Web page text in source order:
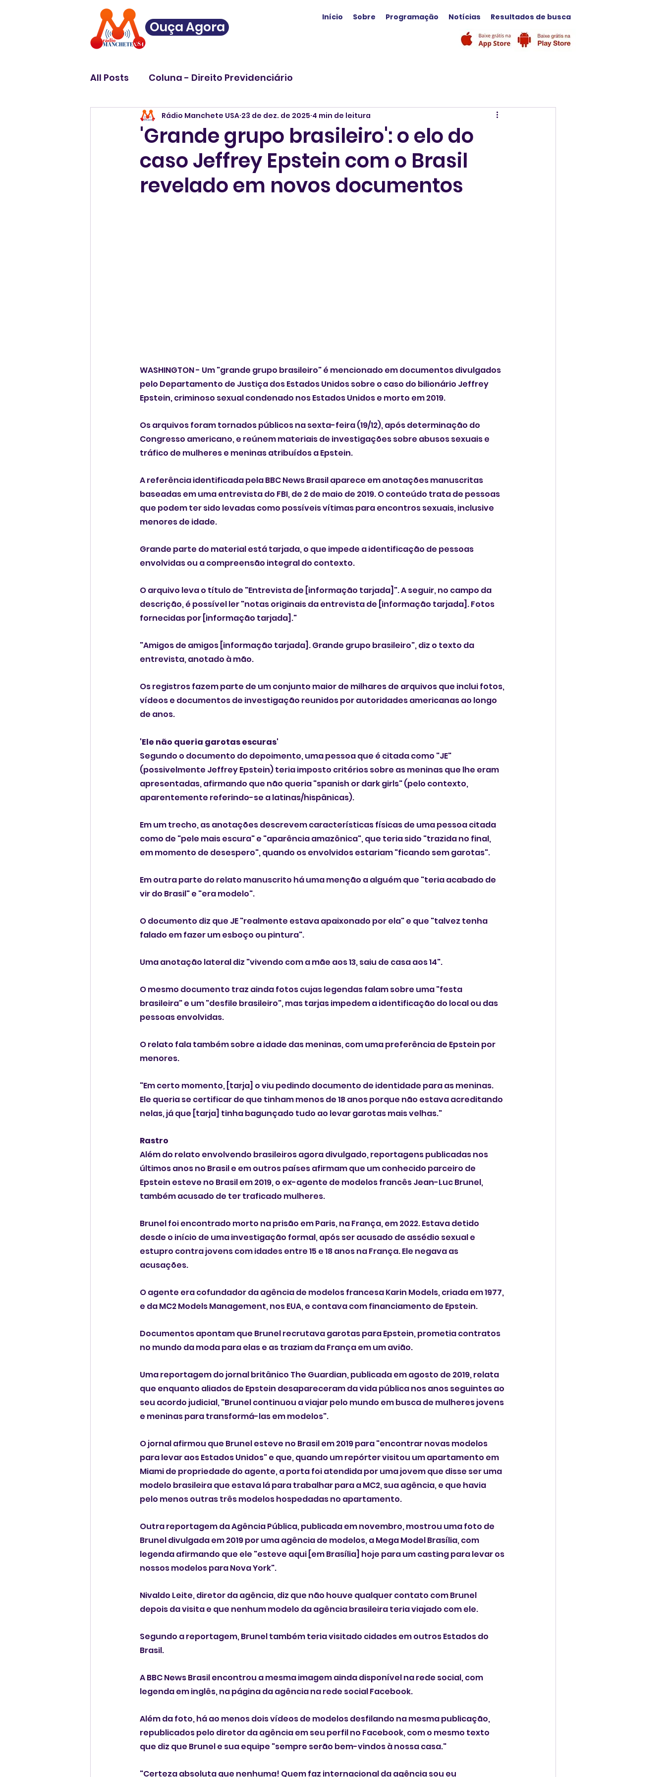
Ouça Agora
Início Sobre Programação Notícias Resultados de busca
All Posts Coluna - Direito Previdenciário
'Grande grupo brasileiro': o elo do
caso Jeffrey Epstein com o Brasil
revelado em novos documentos
Rádio Manchete USA 23 de dez. de 2025 4 min de leitura
WASHINGTON - Um "grande grupo brasileiro" é mencionado em documentos divulgados
pelo Departamento de Justiça dos Estados Unidos sobre o caso do bilionário Jeffrey
Epstein, criminoso sexual condenado nos Estados Unidos e morto em 2019.
Os arquivos foram tornados públicos na sexta-feira (19/12), após determinação do
Congresso americano, e reúnem materiais de investigações sobre abusos sexuais e
tráfico de mulheres e meninas atribuídos a Epstein.
A referência identificada pela BBC News Brasil aparece em anotações manuscritas
baseadas em uma entrevista do FBI, de 2 de maio de 2019. O conteúdo trata de pessoas
que podem ter sido levadas como possíveis vítimas para encontros sexuais, inclusive
menores de idade.
Grande parte do material está tarjada, o que impede a identificação de pessoas
envolvidas ou a compreensão integral do contexto.
O arquivo leva o título de "Entrevista de [informação tarjada]". A seguir, no campo da
descrição, é possível ler "notas originais da entrevista de [informação tarjada]. Fotos
fornecidas por [informação tarjada]."
"Amigos de amigos [informação tarjada]. Grande grupo brasileiro", diz o texto da
entrevista, anotado à mão.
Os registros fazem parte de um conjunto maior de milhares de arquivos que inclui fotos,
vídeos e documentos de investigação reunidos por autoridades americanas ao longo
de anos.
'Ele não queria garotas escuras'
Segundo o documento do depoimento, uma pessoa que é citada como "JE"
(possivelmente Jeffrey Epstein) teria imposto critérios sobre as meninas que lhe eram
apresentadas, afirmando que não queria "spanish or dark girls" (pelo contexto,
aparentemente referindo-se a latinas/hispânicas).
Em um trecho, as anotações descrevem características físicas de uma pessoa citada
como de "pele mais escura" e "aparência amazônica", que teria sido "trazida no final,
em momento de desespero", quando os envolvidos estariam "ficando sem garotas".
Em outra parte do relato manuscrito há uma menção a alguém que "teria acabado de
vir do Brasil" e "era modelo".
O documento diz que JE "realmente estava apaixonado por ela" e que "talvez tenha
falado em fazer um esboço ou pintura".
Uma anotação lateral diz "vivendo com a mãe aos 13, saiu de casa aos 14".
O mesmo documento traz ainda fotos cujas legendas falam sobre uma "festa
brasileira" e um "desfile brasileiro", mas tarjas impedem a identificação do local ou das
pessoas envolvidas.
O relato fala também sobre a idade das meninas, com uma preferência de Epstein por
menores.
"Em certo momento, [tarja] o viu pedindo documento de identidade para as meninas.
Ele queria se certificar de que tinham menos de 18 anos porque não estava acreditando
nelas, já que [tarja] tinha bagunçado tudo ao levar garotas mais velhas."
Rastro
Além do relato envolvendo brasileiros agora divulgado, reportagens publicadas nos
últimos anos no Brasil e em outros países afirmam que um conhecido parceiro de
Epstein esteve no Brasil em 2019, o ex-agente de modelos francês Jean-Luc Brunel,
também acusado de ter traficado mulheres.
Brunel foi encontrado morto na prisão em Paris, na França, em 2022. Estava detido
desde o início de uma investigação formal, após ser acusado de assédio sexual e
estupro contra jovens com idades entre 15 e 18 anos na França. Ele negava as
acusações.
O agente era cofundador da agência de modelos francesa Karin Models, criada em 1977,
e da MC2 Models Management, nos EUA, e contava com financiamento de Epstein.
Documentos apontam que Brunel recrutava garotas para Epstein, prometia contratos
no mundo da moda para elas e as traziam da França em um avião.
Uma reportagem do jornal britânico The Guardian, publicada em agosto de 2019, relata
que enquanto aliados de Epstein desapareceram da vida pública nos anos seguintes ao
seu acordo judicial, "Brunel continuou a viajar pelo mundo em busca de mulheres jovens
e meninas para transformá-las em modelos".
O jornal afirmou que Brunel esteve no Brasil em 2019 para "encontrar novas modelos
para levar aos Estados Unidos" e que, quando um repórter visitou um apartamento em
Miami de propriedade do agente, a porta foi atendida por uma jovem que disse ser uma
modelo brasileira que estava lá para trabalhar para a MC2, sua agência, e que havia
pelo menos outras três modelos hospedadas no apartamento.
Outra reportagem da Agência Pública, publicada em novembro, mostrou uma foto de
Brunel divulgada em 2019 por uma agência de modelos, a Mega Model Brasília, com
legenda afirmando que ele "esteve aqui [em Brasília] hoje para um casting para levar os
nossos modelos para Nova York".
Nivaldo Leite, diretor da agência, diz que não houve qualquer contato com Brunel
depois da visita e que nenhum modelo da agência brasileira teria viajado com ele.
Segundo a reportagem, Brunel também teria visitado cidades em outros Estados do
Brasil.
A BBC News Brasil encontrou a mesma imagem ainda disponível na rede social, com
legenda em inglês, na página da agência na rede social Facebook.
Além da foto, há ao menos dois vídeos de modelos desfilando na mesma publicação,
republicados pelo diretor da agência em seu perfil no Facebook, com o mesmo texto
que diz que Brunel e sua equipe "sempre serão bem-vindos à nossa casa."
"Certeza absoluta que nenhuma! Quem faz internacional da agência sou eu